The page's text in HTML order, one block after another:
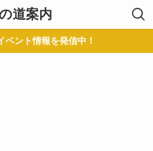
道案内
ベント情報を発信中！